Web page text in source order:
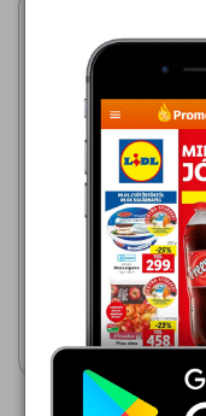
INTERSPAR
2026.07.30 - 08.12
599,00 Ft
S-BUDGET elem
Akciós újság
megtekintése